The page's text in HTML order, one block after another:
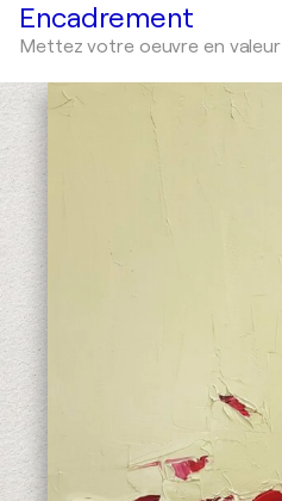
Encadrement
Mettez votre oeuvre en valeur